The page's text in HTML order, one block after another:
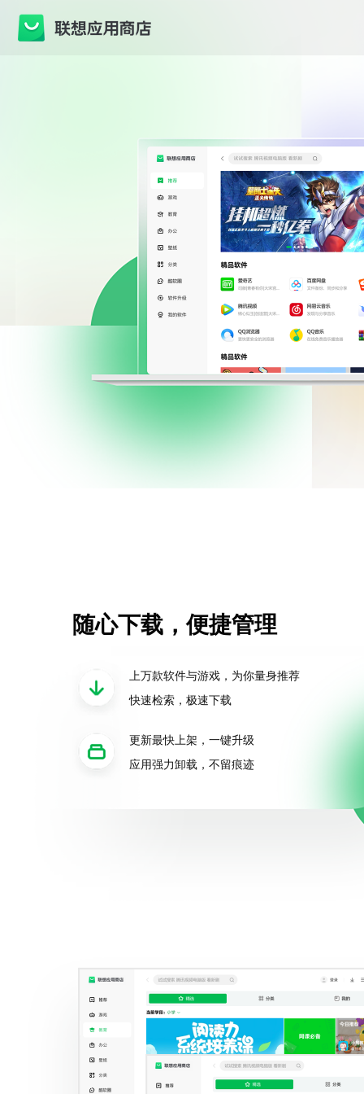
随心下载，便捷管理
上万款软件与游戏，为你量身推荐
快速检索，极速下载
更新最快上架，一键升级
应用强力卸载，不留痕迹